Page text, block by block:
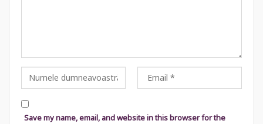
Save my name, email, and website in this browser for the